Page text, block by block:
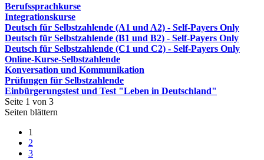
Berufssprachkurse
Integrationskurse
Deutsch für Selbstzahlende (A1 und A2) - Self-Payers Only
Deutsch für Selbstzahlende (B1 und B2) - Self-Payers Only
Deutsch für Selbstzahlende (C1 und C2) - Self-Payers Only
Online-Kurse-Selbstzahlende
Konversation und Kommunikation
Prüfungen für Selbstzahlende
Einbürgerungstest und Test "Leben in Deutschland"
Seite 1 von 3
Seiten blättern
1
2
3